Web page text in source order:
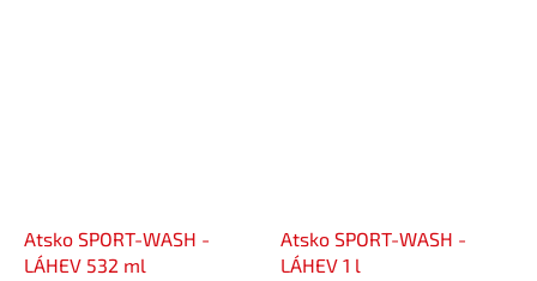
Atsko SPORT-WASH -
LÁHEV 532 ml
Atsko SPORT-WASH -
LÁHEV 1 l